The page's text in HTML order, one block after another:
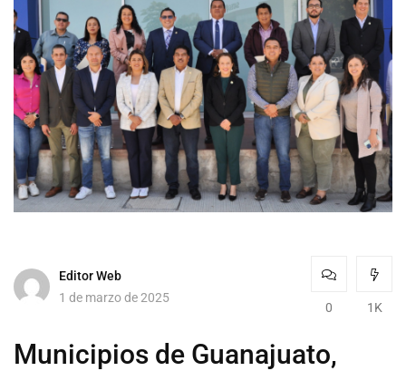
Editor Web
1 de marzo de 2025
0 1K
Municipios de Guanajuato,